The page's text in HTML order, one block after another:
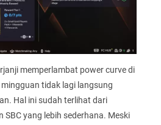
memperlambat power curve di
tidak lagi langsung
Hal ini sudah terlihat dari
SBC yang lebih sederhana. Meski